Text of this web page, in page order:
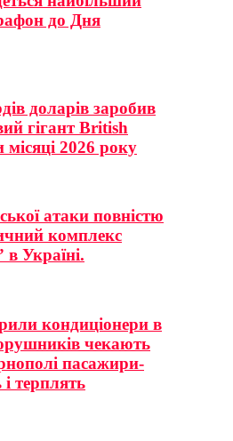
до Дня
доларів заробив
гігант British
2026 року
атаки повністю
комплекс
Україні.
кондиціонери в
чекають
пасажири-
терплять